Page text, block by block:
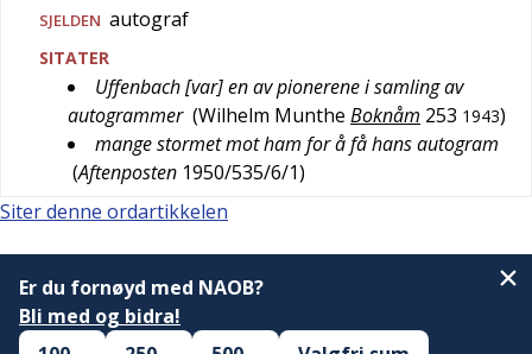
SJELDEN autograf
SITATER
Uffenbach [var] en av pionerene i samling av
autogrammer (Wilhelm Munthe Boknåm 253 1943)
mange stormet mot ham for å få hans autogram
(Aftenposten 1950/535/6/1)
Siter denne ordartikkelen
Er du fornøyd med NAOB?
Bli med og bidra!